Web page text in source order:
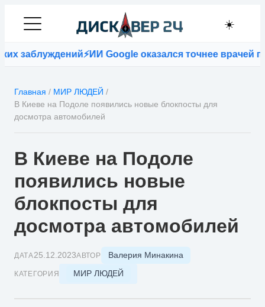
☀️
заблуждений⚡ИИ Google оказался точнее врачей
Главная / МИР ЛЮДЕЙ /
В Киеве на Подоле появились новые блокпосты для
досмотра автомобилей
В Киеве на Подоле
появились новые
блокпосты для
досмотра автомобилей
ДАТА25.12.2023АВТОР Валерия Минакина
КАТЕГОРИЯ МИР ЛЮДЕЙ